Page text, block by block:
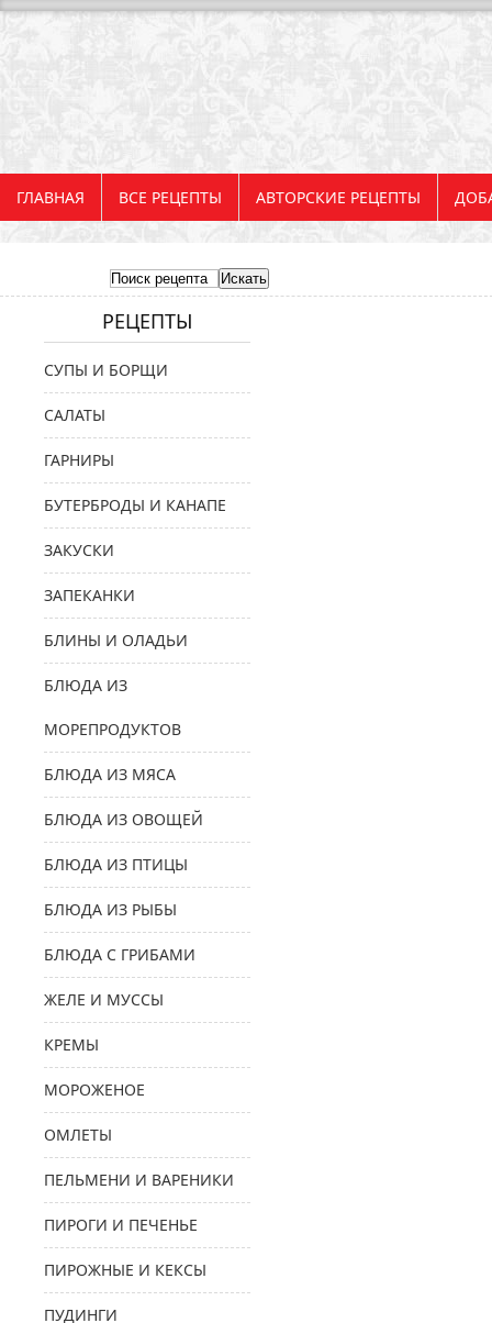
ГЛАВНАЯ ВСЕ РЕЦЕПТЫ АВТОРСКИЕ РЕЦЕПТЫ
РЕЦЕПТЫ
СУПЫ И БОРЩИ
САЛАТЫ
ГАРНИРЫ
БУТЕРБРОДЫ И КАНАПЕ
ЗАКУСКИ
ЗАПЕКАНКИ
БЛИНЫ И ОЛАДЬИ
БЛЮДА ИЗ
МОРЕПРОДУКТОВ
БЛЮДА ИЗ МЯСА
БЛЮДА ИЗ ОВОЩЕЙ
БЛЮДА ИЗ ПТИЦЫ
БЛЮДА ИЗ РЫБЫ
БЛЮДА С ГРИБАМИ
ЖЕЛЕ И МУССЫ
КРЕМЫ
МОРОЖЕНОЕ
ОМЛЕТЫ
ПЕЛЬМЕНИ И ВАРЕНИКИ
ПИРОГИ И ПЕЧЕНЬЕ
ПИРОЖНЫЕ И КЕКСЫ
ПУДИНГИ